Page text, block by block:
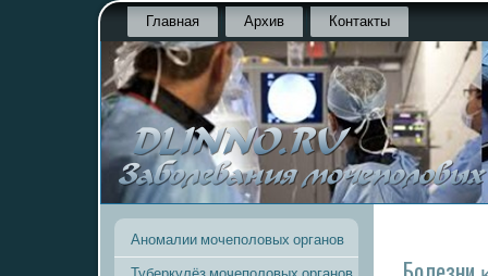
Главная Архив Контакты
Аномалии мочеполовых органов